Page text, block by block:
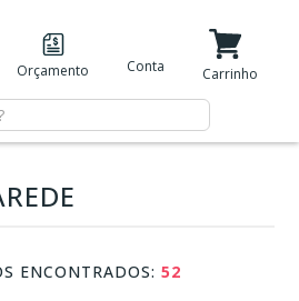
Orçamento Conta Carrinho
ENCONTRADOS: 52